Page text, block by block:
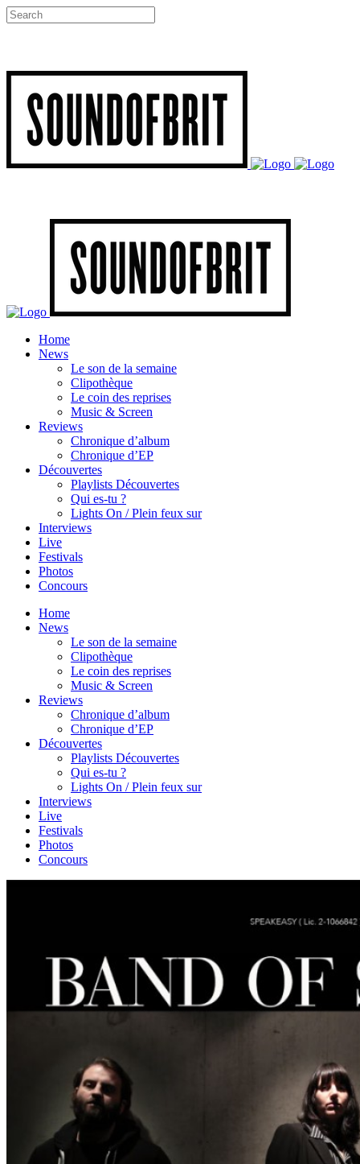
Home
News
Le son de la semaine
Clipothèque
Le coin des reprises
Music & Screen
Reviews
Chronique d’album
Chronique d’EP
Découvertes
Playlists Découvertes
Qui es-tu ?
Lights On / Plein feux sur
Interviews
Live
Festivals
Photos
Concours
Home
News
Le son de la semaine
Clipothèque
Le coin des reprises
Music & Screen
Reviews
Chronique d’album
Chronique d’EP
Découvertes
Playlists Découvertes
Qui es-tu ?
Lights On / Plein feux sur
Interviews
Live
Festivals
Photos
Concours